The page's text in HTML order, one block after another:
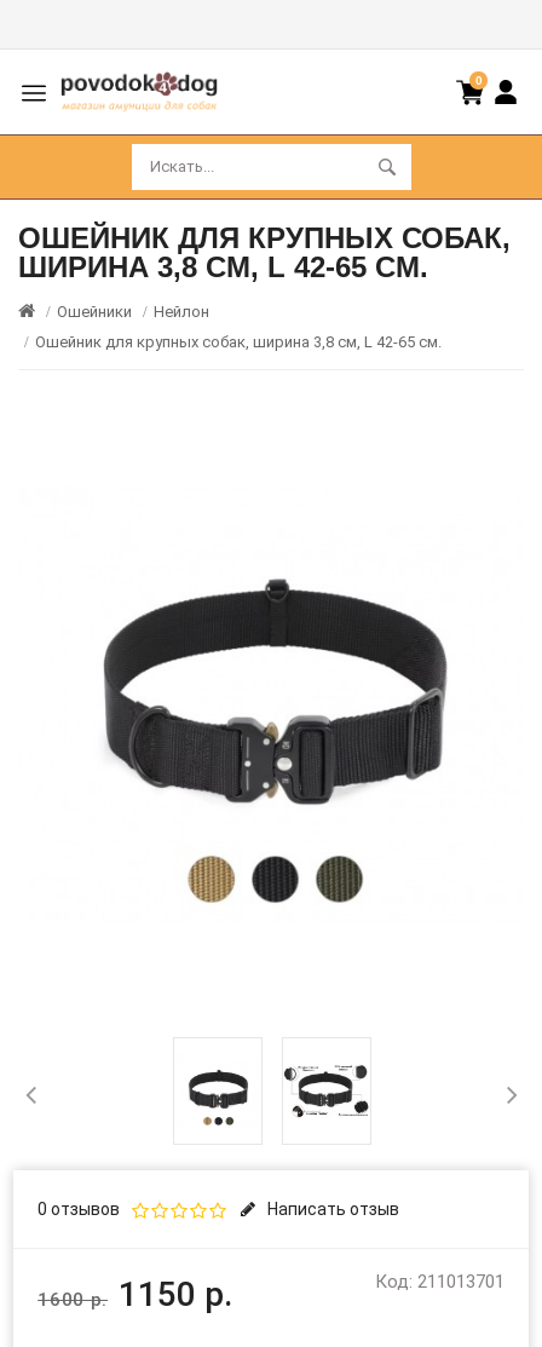
0
ОШЕЙНИК ДЛЯ КРУПНЫХ СОБАК,
ШИРИНА 3,8 СМ, L 42-65 СМ.
Ошейники
Нейлон
Ошейник для крупных собак, ширина 3,8 см, L 42-65 см.
0 отзывов Написать отзыв
Код: 211013701
1600 р.
1150 р.